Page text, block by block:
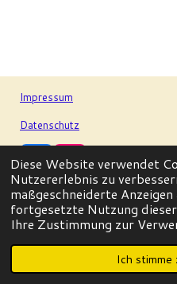
Diese Website verwendet
Nutzererlebnis zu
maßgeschneiderte Anzeigen
fortgesetzte Nutzung
Ihre Zustimmung zur
Ich stimme
Impressum
Datenschutz
F
a
c
e
b
o
k
I
n
s
t
a
g
a
© 2023 - 2026 MGV-
Mit Unterstützung von Webador